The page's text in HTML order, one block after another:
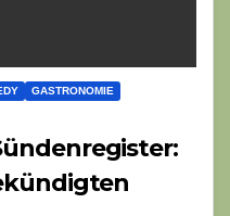
GASTRONOMIE